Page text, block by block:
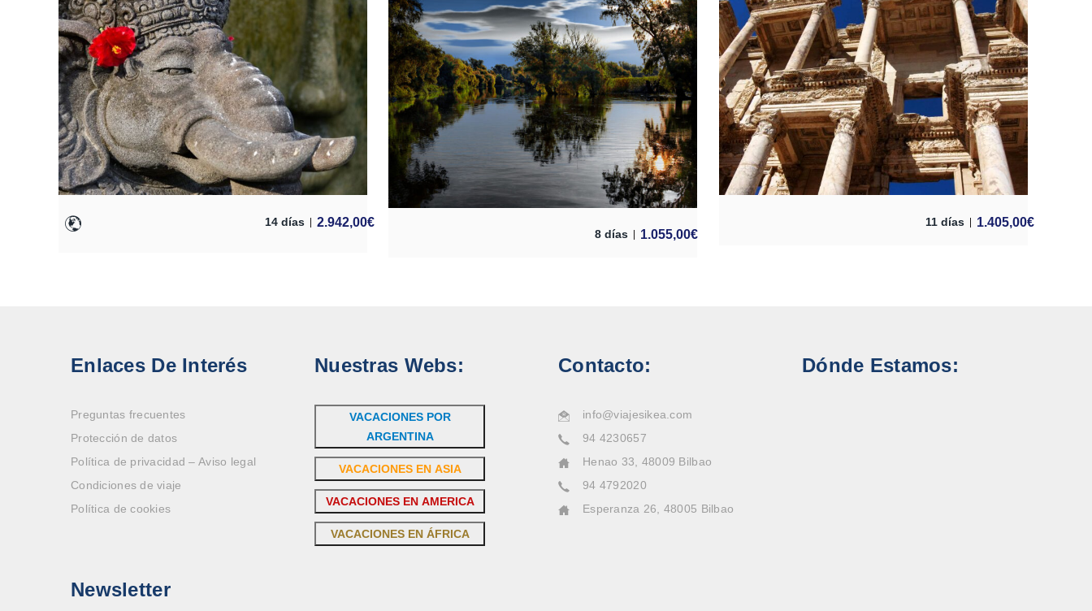
14 días 2.942,00€
8 días 1.055,00€
11 días 1.405,00€
Enlaces De Interés
Preguntas frecuentes
Protección de datos
Política de privacidad – Aviso legal
Condiciones de viaje
Política de cookies
Nuestras Webs:
VACACIONES POR
ARGENTINA
VACACIONES EN ASIA
VACACIONES EN AMERICA
VACACIONES EN ÁFRICA
Contacto:
info@viajesikea.com
94 4230657
Henao 33, 48009 Bilbao
94 4792020
Esperanza 26, 48005 Bilbao
Dónde Estamos:
Newsletter